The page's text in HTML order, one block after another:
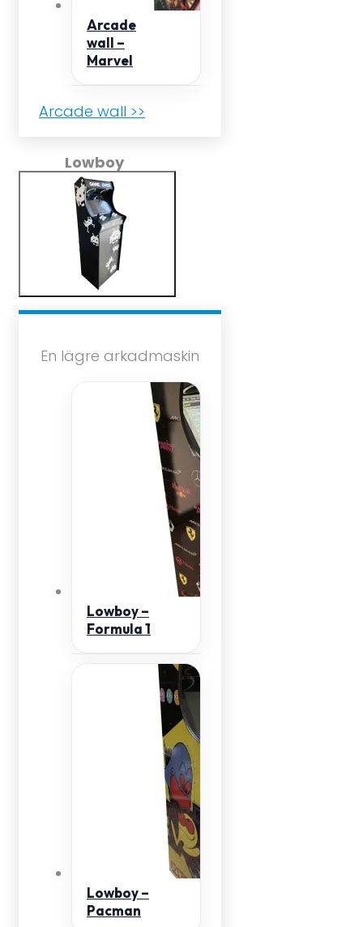
Arcade
wall –
Marvel
Arcade wall >>
Lowboy
En lägre arkadmaskin
Lowboy –
Formula 1
Lowboy –
Pacman